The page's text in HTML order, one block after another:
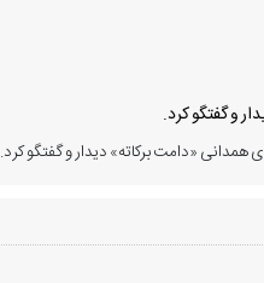
و گفتگو کرد.
«دامت برکاته» دیدار و گفتگو کرد.